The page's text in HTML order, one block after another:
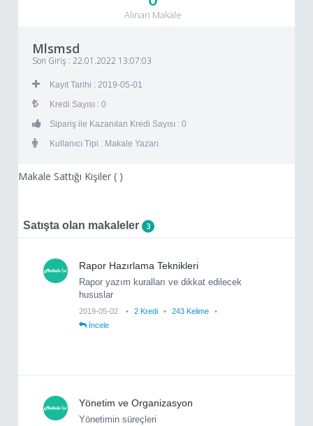
Alınan Makale
Mlsmsd
Son Giriş : 22.01.2022 13:07:03
Kayıt Tarihi : 2019-05-01
Kredi Sayısı : 0
Sipariş ile Kazanılan Kredi Sayısı : 0
Kullanıcı Tipi : Makale Yazarı
Makale Sattığı Kişiler ( )
Satışta olan makaleler 3
Rapor Hazırlama Teknikleri
Rapor yazım kuralları ve dikkat edilecek
hususlar
2019-05-02 2 Kredi
243 Kelime
İncele
Yönetim ve Organizasyon
Yönetimin süreçleri